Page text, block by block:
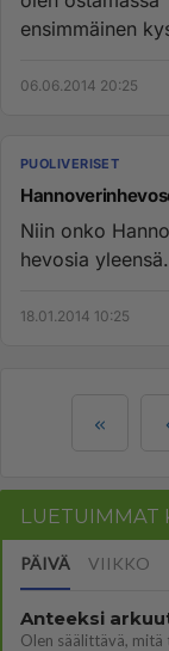
ensimmäinen
06.06.2014 20:25
PUOLIVERISET
Niin onko
hevosia
18.01.2014 10:25
LUETUIMMAT
PÄIVÄ VIIKKO
Anteeksi